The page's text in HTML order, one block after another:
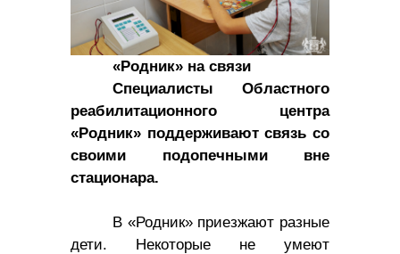
«Родник» на связи
Специалисты Областного
реабилитационного центра
«Родник» поддерживают связь со
своими подопечными вне
стационара.
В «Родник» приезжают разные
дети. Некоторые не умеют